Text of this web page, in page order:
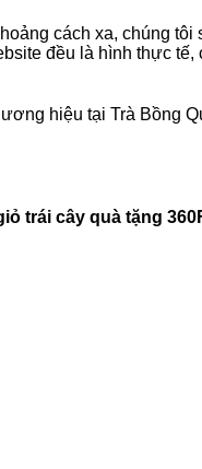
cách xa, chúng
đều là hình thực tế,
hiệu tại Trà Bồng
trái cây quà tặng